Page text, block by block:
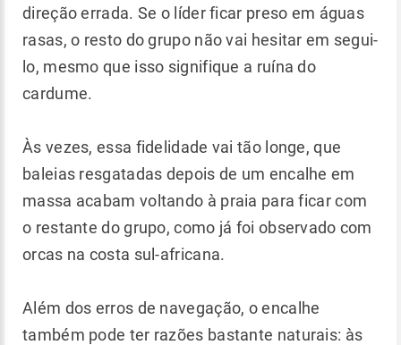
direção errada. Se o líder ficar preso em águas
rasas, o resto do grupo não vai hesitar em segui-
lo, mesmo que isso signifique a ruína do
cardume.
Às vezes, essa fidelidade vai tão longe, que
baleias resgatadas depois de um encalhe em
massa acabam voltando à praia para ficar com
o restante do grupo, como já foi observado com
orcas na costa sul-africana.
Além dos erros de navegação, o encalhe
também pode ter razões bastante naturais: às